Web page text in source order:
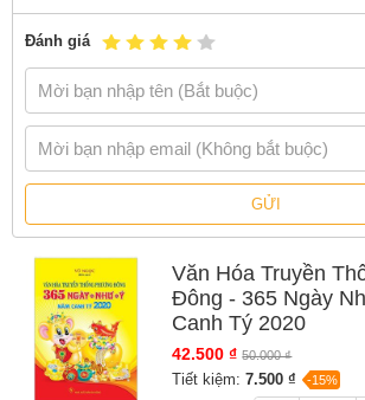
Đánh giá
GỬI
Văn Hóa Truyền
Đông - 365 Ngày
Canh Tý 2020
42.500 ₫ 50.000 ₫
Tiết kiệm:7.500 ₫ -15%